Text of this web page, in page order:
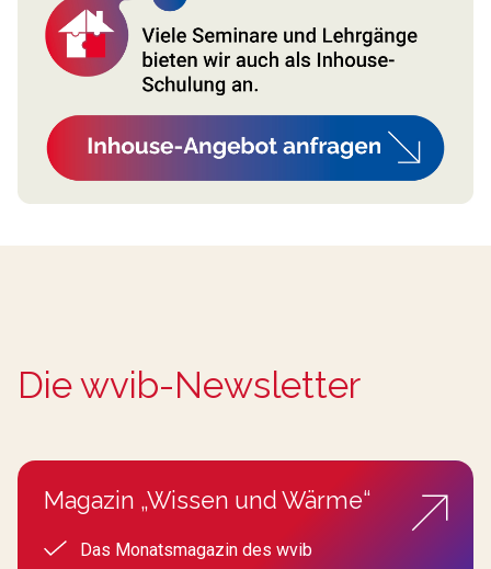
Die wvib-Newsletter
Magazin „Wissen und Wärme“
Das Monatsmagazin des wvib